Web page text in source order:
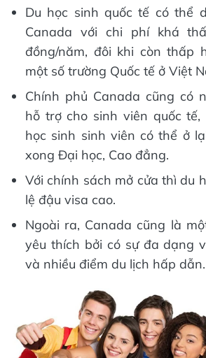
Du học sinh quốc tế có thể
Canada với chi phí khá
đồng/năm, đôi khi còn thấp
một số trường Quốc tế ở Việt
Chính phủ Canada cũng có
hỗ trợ cho sinh viên quốc
học sinh sinh viên có thể ở
xong Đại học, Cao đẳng.
Với chính sách mở cửa thì du
lệ đậu visa cao.
Ngoài ra, Canada cũng là
yêu thích bởi có sự đa dạng
và nhiều điểm du lịch hấp dẫn.